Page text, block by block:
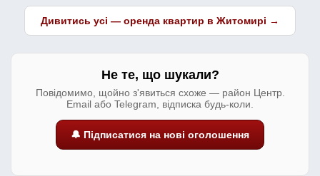
Дивитись усі — оренда квартир в Житомирі →
Не те, що шукали?
Повідомимо, щойно з'явиться схоже — район Центр.
Email або Telegram, відписка будь-коли.
🔔 Підписатися на нові оголошення